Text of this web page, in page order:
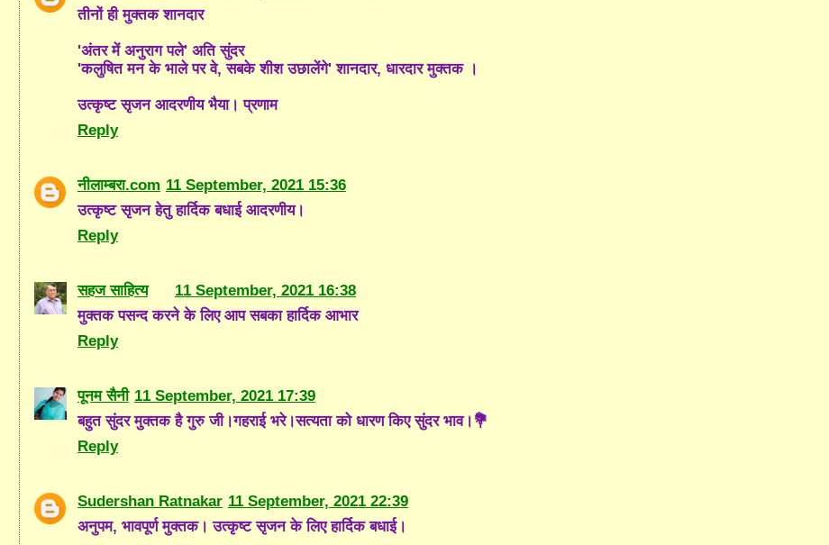
तीनों ही मुक्तक शानदार
'अंतर में अनुराग पले' अति सुंदर
'कलुषित मन के भाले पर वे, सबके शीश उछालेंगे' शानदार, धारदार मुक्तक ।
उत्कृष्ट सृजन आदरणीय भैया। प्रणाम
Reply
नीलाम्बरा.com 11 September, 2021 15:36
उत्कृष्ट सृजन हेतु हार्दिक बधाई आदरणीय।
Reply
सहज साहित्य
11 September, 2021 16:38
मुक्तक पसन्द करने के लिए आप सबका हार्दिक आभार
Reply
पूनम सैनी 11 September, 2021 17:39
बहुत सुंदर मुक्तक है गुरु जी।गहराई भरे।सत्यता को धारण किए सुंदर भाव।💐
Reply
Sudershan Ratnakar 11 September, 2021 22:39
अनुपम, भावपूर्ण मुक्तक। उत्कृष्ट सृजन के लिए हार्दिक बधाई।